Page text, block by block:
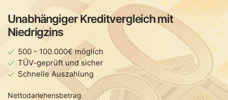
Unabhängiger Kreditvergleich mit
Niedrigzins
500 - 100.000€ möglich
TÜV-geprüft und sicher
Schnelle Auszahlung
Nettodarlehensbetrag